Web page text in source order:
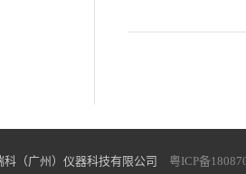
科（广州）仪器科技有限公司 粤ICP备